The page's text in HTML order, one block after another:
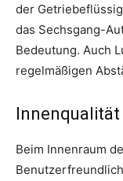
der
das Sechsgang-
Bedeutung. Auch
regelmäßigen
Beim Innenraum